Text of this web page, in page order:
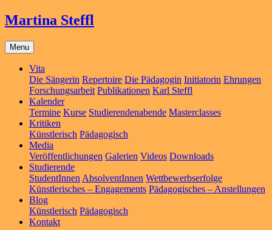
Martina Steffl
Menu
Vita
Die Sängerin Repertoire Die Pädagogin Initiatorin Ehrungen
Forschungsarbeit Publikationen Karl Steffl
Kalender
Termine Kurse Studierendenabende Masterclasses
Kritiken
Künstlerisch Pädagogisch
Media
Veröffentlichungen Galerien Videos Downloads
Studierende
StudentInnen AbsolventInnen Wettbewerbserfolge
Künstlerisches – Engagements Pädagogisches – Anstellungen
Blog
Künstlerisch Pädagogisch
Kontakt